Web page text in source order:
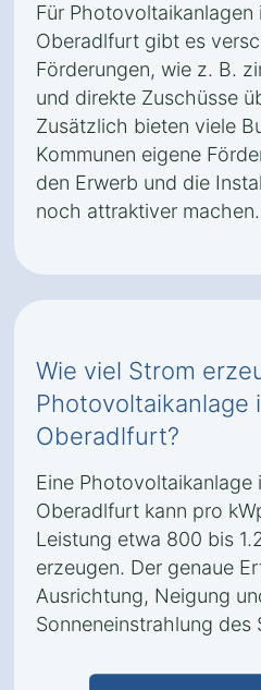
Für Photovoltaikanlagen
Oberadlfurt gibt es
Förderungen, wie z. B.
und direkte Zuschüsse
Zusätzlich bieten viele
Kommunen eigene
den Erwerb und die
noch attraktiver machen.
Wie viel Strom
Photovoltaikanlage
Oberadlfurt?
Eine Photovoltaikanlage
Oberadlfurt kann pro
Leistung etwa 800 bis
erzeugen. Der genaue
Ausrichtung, Neigung
Sonneneinstrahlung des